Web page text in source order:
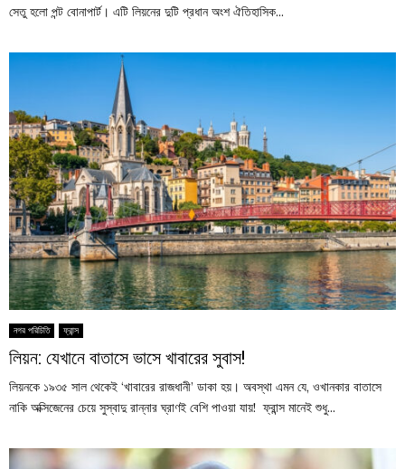
সেতু হলো পন্ট বোনাপার্ট। এটি লিয়নের দুটি প্রধান অংশ ঐতিহাসিক...
নগর পরিচিতি ফ্রান্স
লিয়ন: যেখানে বাতাসে ভাসে খাবারের সুবাস!
লিয়নকে ১৯৩৫ সাল থেকেই ‘খাবারের রাজধানী’ ডাকা হয়। অবস্থা এমন যে, ওখানকার বাতাসে
নাকি অক্সিজেনের চেয়ে সুস্বাদু রান্নার ঘ্রাণই বেশি পাওয়া যায়! ফ্রান্স মানেই শুধু...